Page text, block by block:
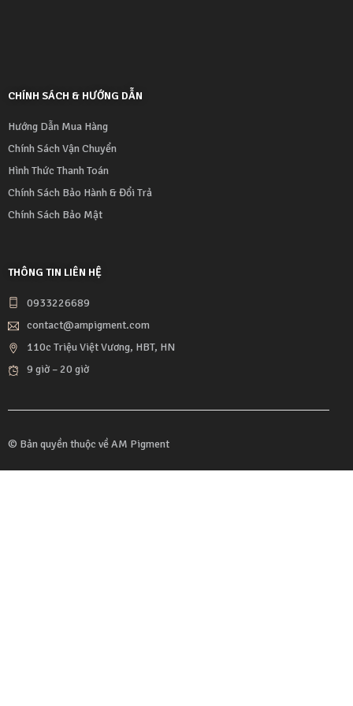
CHÍNH SÁCH & HƯỚNG DẪN
Hướng Dẫn Mua Hàng
Chính Sách Vận Chuyển
Hình Thức Thanh Toán
Chính Sách Bảo Hành & Đổi Trả
Chính Sách Bảo Mật
THÔNG TIN LIÊN HỆ
0933226689
contact@ampigment.com
110c Triệu Việt Vương, HBT, HN
9 giờ – 20 giờ
© Bản quyền thuộc vềAM Pigment